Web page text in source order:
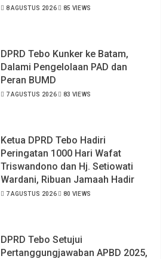
8 AGUSTUS 2026 85 VIEWS
DPRD Tebo Kunker ke Batam,
Dalami Pengelolaan PAD dan
Peran BUMD
7 AGUSTUS 2026 83 VIEWS
Ketua DPRD Tebo Hadiri
Peringatan 1000 Hari Wafat
Triswandono dan Hj. Setiowati
Wardani, Ribuan Jamaah Hadir
7 AGUSTUS 2026 80 VIEWS
DPRD Tebo Setujui
Pertanggungjawaban APBD 2025,